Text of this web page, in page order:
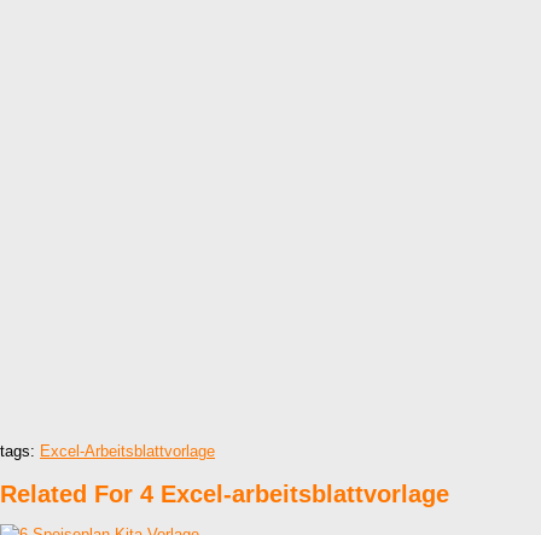
tags: Excel-Arbeitsblattvorlage
Related For 4 Excel-arbeitsblattvorlage